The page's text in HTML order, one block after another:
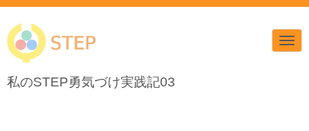
N
a
私のSTEP勇気づけ実践記03